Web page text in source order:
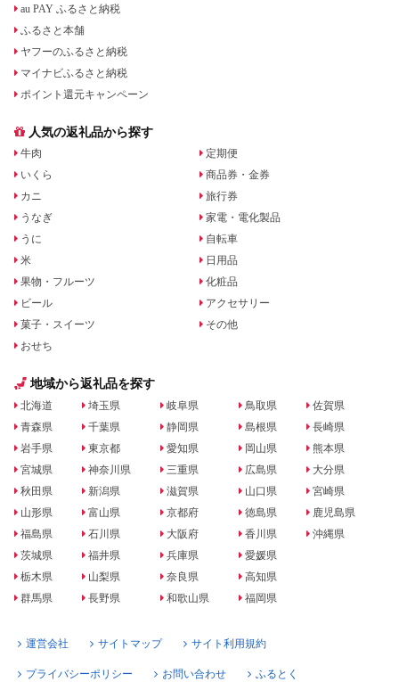
au PAY ふるさと納税
ふるさと本舗
ヤフーのふるさと納税
マイナビふるさと納税
ポイント還元キャンペーン
人気の返礼品から探す
牛肉
いくら
カニ
うなぎ
うに
米
果物・フルーツ
ビール
菓子・スイーツ
おせち
定期便
商品券・金券
旅行券
家電・電化製品
自転車
日用品
化粧品
アクセサリー
その他
地域から返礼品を探す
北海道
青森県
岩手県
宮城県
秋田県
山形県
福島県
茨城県
栃木県
群馬県
埼玉県
千葉県
東京都
神奈川県
新潟県
富山県
石川県
福井県
山梨県
長野県
岐阜県
静岡県
愛知県
三重県
滋賀県
京都府
大阪府
兵庫県
奈良県
和歌山県
鳥取県
島根県
岡山県
広島県
山口県
徳島県
香川県
愛媛県
高知県
福岡県
佐賀県
長崎県
熊本県
大分県
宮崎県
鹿児島県
沖縄県
運営会社 サイトマップ サイト利用規約
プライバシーポリシー お問い合わせ ふるとく